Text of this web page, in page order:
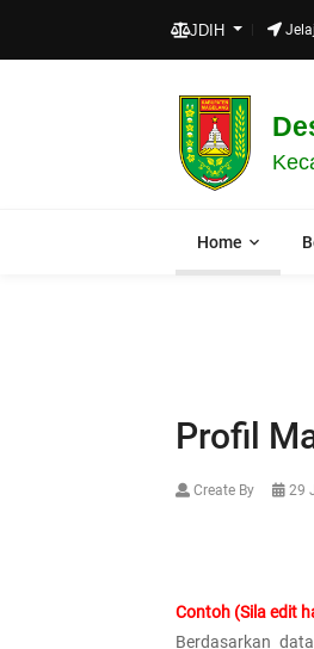
JDIH
Home
Profil
Create By 29
Contoh (Sila edit
Berdasarkan